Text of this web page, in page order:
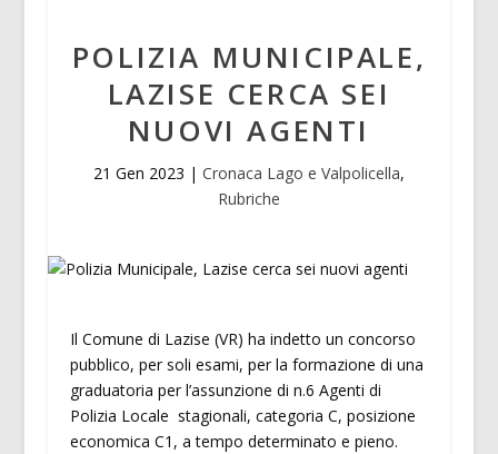
POLIZIA MUNICIPALE,
LAZISE CERCA SEI
NUOVI AGENTI
21 Gen 2023 | Cronaca Lago e Valpolicella,
Rubriche
Il Comune di Lazise (VR) ha indetto un concorso
pubblico, per soli esami, per la formazione di una
graduatoria per l’assunzione di n.6 Agenti di
Polizia Locale stagionali, categoria C, posizione
economica C1, a tempo determinato e pieno.